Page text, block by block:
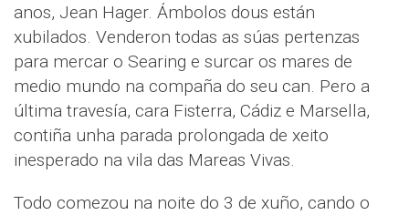
anos, Jean Hager. Ámbolos dous están
xubilados. Venderon todas as súas pertenzas
para mercar o Searing e surcar os mares de
medio mundo na compaña do seu can. Pero a
última travesía, cara Fisterra, Cádiz e Marsella,
contiña unha parada prolongada de xeito
inesperado na vila das Mareas Vivas.
Todo comezou na noite do 3 de xuño, cando o